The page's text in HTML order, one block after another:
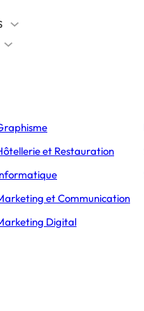
L’Express Éducation
et Restauration
et Communication
Digital